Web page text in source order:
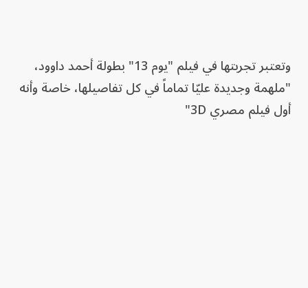
وتعتبر تجربتها في فيلم "يوم 13" بطولة أحمد داوود،
"ملهمة وجديدة عليّا تماماً في كل تفاصيلها، خاصة وأنه
أول فيلم مصري 3D"